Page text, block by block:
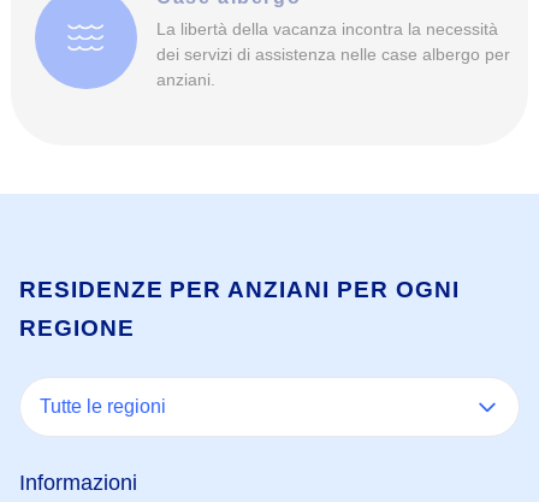
La libertà della vacanza incontra la necessità
dei servizi di assistenza nelle case albergo per
anziani.
RESIDENZE PER ANZIANI PER OGNI
REGIONE
Tutte le regioni
Informazioni